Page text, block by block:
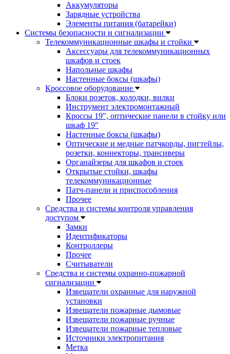
Аккумуляторы
Зарядные устройства
Элементы питания (батарейки)
Системы безопасности и сигнализации
Телекоммуникационные шкафы и стойки
Аксессуары для телекоммуникационных
шкафов и стоек
Напольные шкафы
Настенные боксы (шкафы)
Кроссовое оборудование
Блоки розеток, колодки, вилки
Инструмент электромонтажный
Кроссы 19", оптические панели в стойку или
шкаф 19"
Настенные боксы (шкафы)
Оптические и медные патчкорды, пигтейлы,
розетки, коннекторы, трансиверы
Органайзеры для шкафов и стоек
Открытые стойки, шкафы
телекоммуникационные
Патч-панели и приспособления
Прочее
Средства и системы контроля управления
доступом
Замки
Идентификаторы
Контроллеры
Прочее
Считыватели
Средства и системы охранно-пожарной
сигнализации
Извещатели охранные для наружной
установки
Извещатели пожарные дымовые
Извещатели пожарные ручные
Извещатели пожарные тепловые
Источники электропитания
Метка